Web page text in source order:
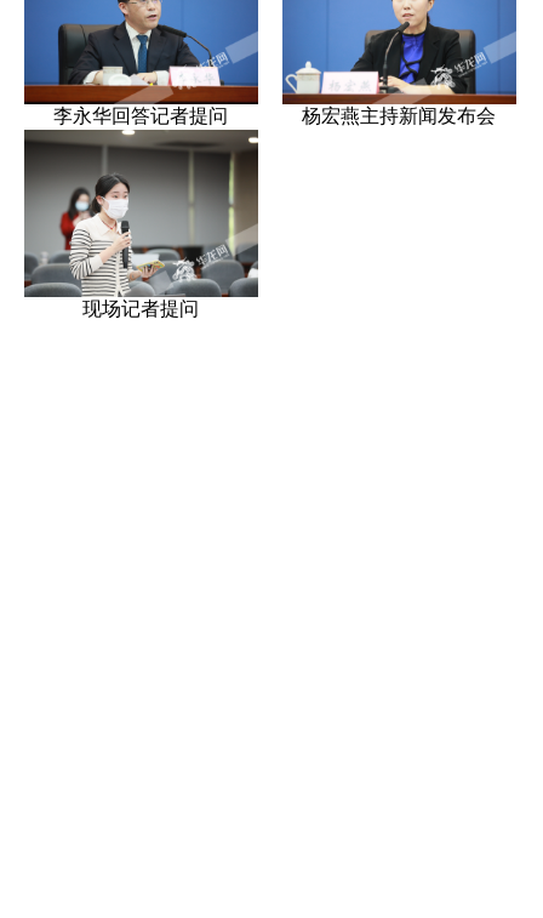
李永华回答记者提问 杨宏燕主持新闻发布会
现场记者提问